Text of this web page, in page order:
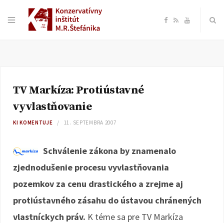
F
o
R Y
TV Markíza: Protiústavné
vyvlastňovanie
KI KOMENTUJE 11. SEPTEMBRA 2007
Schválenie zákona by znamenalo
zjednodušenie procesu vyvlastňovania
pozemkov za cenu drastického a zrejme aj
protiústavného zásahu do ústavou chránených
vlastníckych práv. K téme sa pre TV Markíza